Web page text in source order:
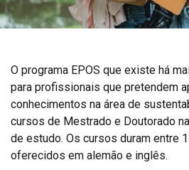
O programa EPOS que existe há
para profissionais que pretendem
conhecimentos na área de
cursos de Mestrado e Doutorado
de estudo. Os cursos duram entre
oferecidos em alemão e inglês.